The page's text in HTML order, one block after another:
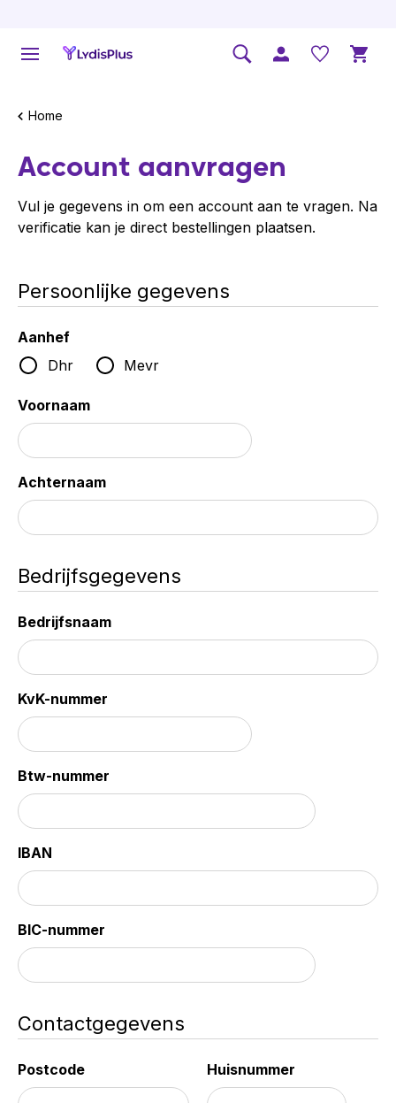
Home
Account aanvragen
Vul je gegevens in om een account aan te vragen. Na
verificatie kan je direct bestellingen plaatsen.
Persoonlijke gegevens
Aanhef
Dhr
Mevr
Voornaam
Achternaam
Bedrijfsgegevens
Bedrijfsnaam
KvK-nummer
Btw-nummer
IBAN
BIC-nummer
Contactgegevens
Postcode Huisnummer